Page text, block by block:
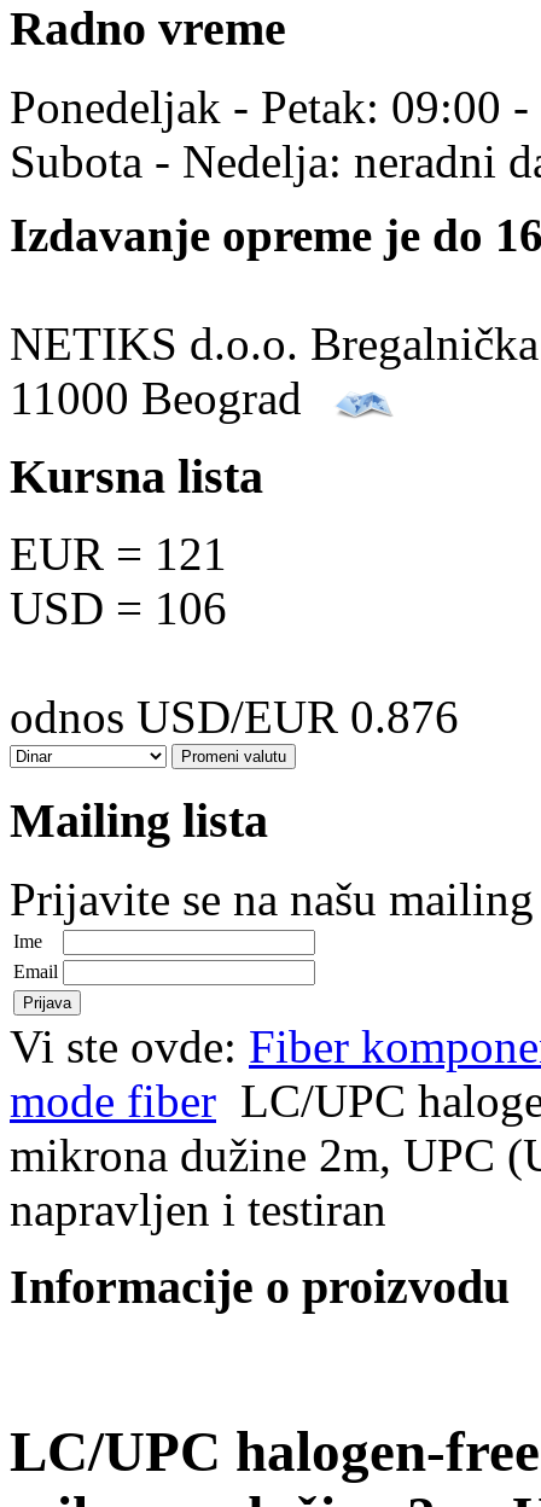
Radno vreme
Ponedeljak - Petak: 09:00
Subota - Nedelja: neradni
Izdavanje opreme je do
NETIKS d.o.o.
11000 Beograd
Kursna lista
EUR = 121
USD = 106
odnos USD/EUR 0.876
Mailing lista
Prijavite se na našu
Ime
Email
Vi ste ovde: Fiber
mode fiber LC/UPC
mikrona dužine 2m, UPC
napravljen i testiran
Informacije o proizvodu
LC/UPC halogen-